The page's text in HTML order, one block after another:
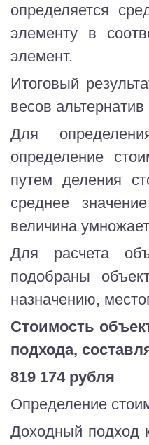
определяется
элементу в
элемент.
Итоговый
весов
Для
определение
путем деления
среднее
величина
Для расчета
подобраны
назначению,
Стоимость
подхода,
819 174 рубля
Определение
Доходный подход